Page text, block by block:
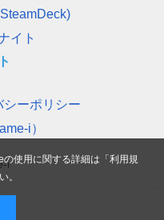
イト
ーポリシー
i）
i 使用に関する詳細は「利用規
。